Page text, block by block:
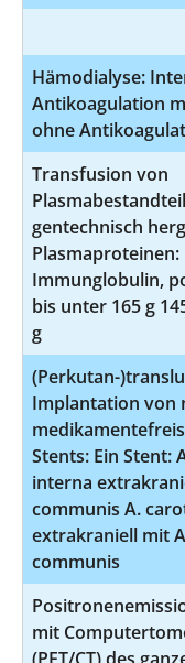
Hämodialyse:
Antikoagulation
ohne
Transfusion von
gentechnisch
Plasmaproteinen:
Immunglobulin,
bis unter 165 g
g
(Perkutan-
Implantation von
Stents: Ein Stent:
interna
communis A.
extrakraniell mit
communis
mit